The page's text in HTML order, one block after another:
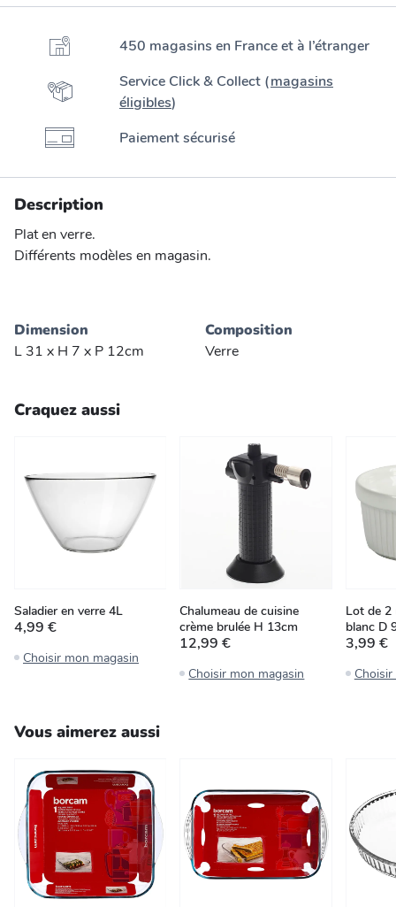
450 magasins en France et à l’étranger
Service Click & Collect (magasins
éligibles)
Paiement sécurisé
Description
Plat en verre.
Différents modèles en magasin.
Dimension
L 31 x H 7 x P 12cm
Composition
Verre
Craquez aussi
Saladier en verre 4L
4,99 €
Choisir mon magasin
Chalumeau de cuisine
crème brulée H 13cm
12,99 €
Choisir mon magasin
Lot de 2
blanc D
3,99 €
Vous aimerez aussi